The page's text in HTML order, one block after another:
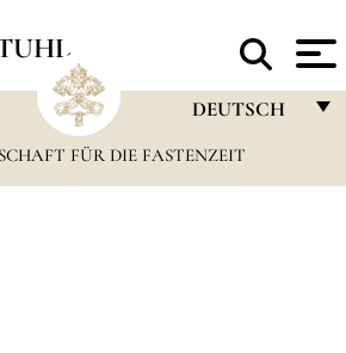
DEUTSCH
FRANÇAIS
FÜR DIE FASTENZEIT